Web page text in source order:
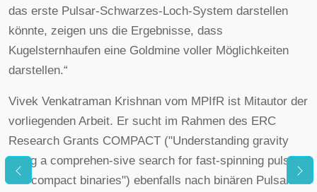
das erste Pulsar-Schwarzes-Loch-System darstellen
könnte, zeigen uns die Ergebnisse, dass
Kugelsternhaufen eine Goldmine voller Möglichkeiten
darstellen.“
Vivek Venkatraman Krishnan vom MPIfR ist Mitautor der
vorliegenden Arbeit. Er sucht im Rahmen des ERC
Research Grants COMPACT ("Understanding gravity
using a comprehen-sive search for fast-spinning pulsars
and compact binaries") ebenfalls nach binären Pulsaren